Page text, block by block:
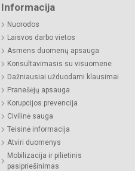
Informacija
Nuorodos
Laisvos darbo vietos
Asmens duomenų apsauga
Konsultavimasis su visuomene
Dažniausiai užduodami klausimai
Pranešėjų apsauga
Korupcijos prevencija
Civilinė sauga
Teisinė informacija
Atviri duomenys
Mobilizacija ir pilietinis
pasipriešinimas